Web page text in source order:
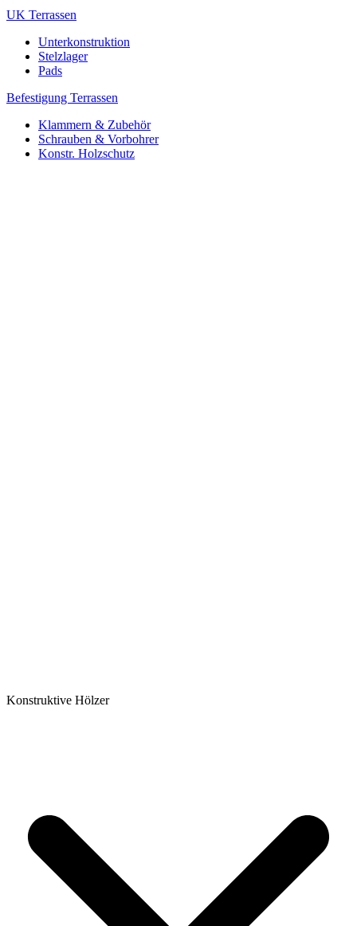
UK Terrassen
Unterkonstruktion
Stelzlager
Pads
Befestigung Terrassen
Klammern & Zubehör
Schrauben & Vorbohrer
Konstr. Holzschutz
Konstruktive Hölzer